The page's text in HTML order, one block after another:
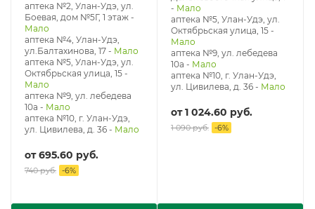
аптека №2, Улан-Удэ, ул.
Боевая, дом №5Г, 1 этаж -
Мало
аптека №4, Улан-Удэ,
ул.Балтахинова, 17 - Мало
аптека №5, Улан-Удэ, ул. ​
Октябрьская улица, 15 -
Мало
аптека №9, ул. лебедева
10а - Мало
аптека №10, г. Улан-Удэ,
ул. Цивилева, д. 36 - Мало
от695.60 руб.
740 руб. -6%
- Мало
аптека №5, Улан-Удэ, ул. ​
Октябрьская улица, 15 -
Мало
аптека №9, ул. лебедева
10а - Мало
аптека №10, г. Улан-Удэ,
ул. Цивилева, д. 36 - Мало
от1 024.60 руб.
1 090 руб. -6%